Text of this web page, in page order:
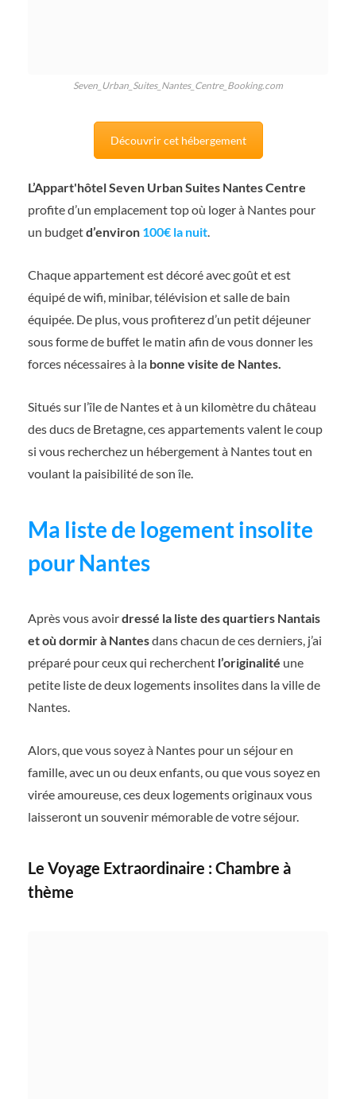
Seven_Urban_Suites_Nantes_Centre_Booking.com
Découvrir cet hébergement
L’Appart'hôtel Seven Urban Suites Nantes Centre
profite d’un emplacement top où loger à Nantes pour
un budgetd’environ 100€ la nuit.
Chaque appartement est décoré avec goût et est
équipé de wifi, minibar, télévision et salle de bain
équipée. De plus, vous profiterez d’un petit déjeuner
sous forme de buffet le matin afin de vous donner les
forces nécessaires à la bonne visite de Nantes.
Situés sur l’île de Nantes et à un kilomètre du château
des ducs de Bretagne, ces appartements valent le coup
si vous recherchez un hébergement à Nantes tout en
voulant la paisibilité de son île.
Ma liste de logement insolite
pour Nantes
Après vous avoirdressé la liste des quartiers Nantais
et où dormir à Nantesdans chacun de ces derniers, j’ai
préparé pour ceux qui recherchent l’originalité une
petite liste de deux logements insolites dans la ville de
Nantes.
Alors, que vous soyez à Nantes pour un séjour en
famille, avec un ou deux enfants, ou que vous soyez en
virée amoureuse, ces deux logements originaux vous
laisseront un souvenir mémorable de votre séjour.
Le Voyage Extraordinaire : Chambre à
thème